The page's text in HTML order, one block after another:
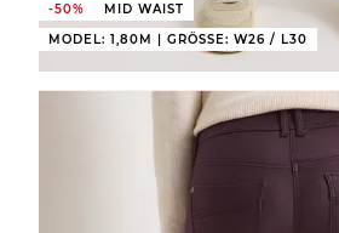
-50%
MID WAIST
MODEL: 1,80M | GRÖSSE: W26 / L30